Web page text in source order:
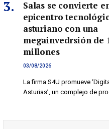
Salas se convierte
epicentro
asturiano con una
megainvedrsión de
millones
03/08/2026
La firma S4U promueve
Asturias’, un complejo de